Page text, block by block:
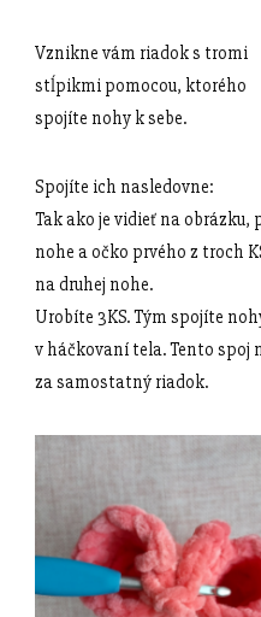
Vznikne vám riadok s tromi
stĺpikmi pomocou, ktorého
spojíte nohy k sebe.
Spojíte ich nasledovne:
Tak ako je vidieť na obrázku,
nohe a očko prvého z troch
na druhej nohe.
Urobíte 3KS. Tým spojíte
v háčkovaní tela. Tento spoj
za samostatný riadok.